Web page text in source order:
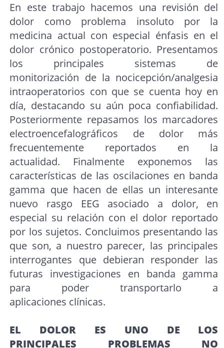
En este trabajo hacemos una revisión del
dolor como problema insoluto por la
medicina actual con especial énfasis en el
dolor crónico postoperatorio. Presentamos
los principales sistemas de
monitorización de la nocicepción/analgesia
intraoperatorios con que se cuenta hoy en
día, destacando su aún poca confiabilidad.
Posteriormente repasamos los marcadores
electroencefalográficos de dolor más
frecuentemente reportados en la
actualidad. Finalmente exponemos las
características de las oscilaciones en banda
gamma que hacen de ellas un interesante
nuevo rasgo EEG asociado a dolor, en
especial su relación con el dolor reportado
por los sujetos. Concluimos presentando las
que son, a nuestro parecer, las principales
interrogantes que debieran responder las
futuras investigaciones en banda gamma
para poder transportarlo a
aplicaciones clínicas.
EL DOLOR ES UNO DE LOS
PRINCIPALES PROBLEMAS NO